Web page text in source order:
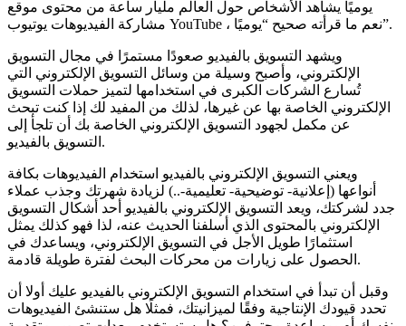
يوميًا يشاهد الأشخاص حول العالم مليار ساعة من محتوى موقع
مشاركة الفيديوهات يوتيوب YouTube ، نعم ما قرأته صحيح “يوميًا”.
ويشهد التسويق بالفيديو صعودًا مستمرًا في مجال التسويق
الإلكتروني، وأصبح وسيلة من وسائل التسويق الإلكتروني التي
تُسارع الشركات الكبرى في استخدامها لتميز حملات التسويق
الإلكتروني الخاصة بها عن غيرها، لذلك من المفيد لك إذا كنت تبحث
عن مكمل لجهود التسويق الإلكتروني الخاصة بك أن تلجأ إلى
التسويق بالفيديو.
ويعني التسويق الإلكتروني بالفيديو استخدام الفيديوهات بكافة
أنواعها (إعلانية- توضيحية- تعليمية-..) لزيادة شهرتك وجذب عملاء
جدد لشركتك، ويعد التسويق الإلكتروني بالفيديو أحد أشكال التسويق
الإلكتروني بالمحتوى الذي أسلفنا الحديث عنه، لذا فهو كذلك يمثل
استثمارًا طويل الأجل في التسويق الإلكتروني، ويساعدك في
الحصول على زيارات من محركات البحث لفترة طويلة قادمة.
وقبل أن تبدأ في استخدام التسويق الإلكتروني بالفيديو عليك أولا أن
تحدد قيودك الإنتاجية وفقًا لميزانيتك، فمثلًا هل ستنشئ الفيديوهات